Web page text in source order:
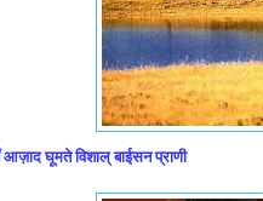
घूमते विशाल् बाईसन प्राणी